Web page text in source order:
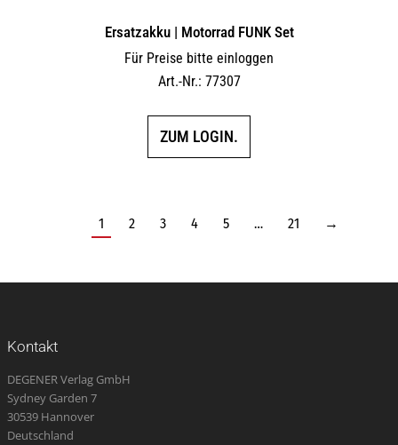
Ersatzakku | Motorrad FUNK Set
Für Preise bitte einloggen
Art.-Nr.: 77307
ZUM LOGIN.
1 2 3 4 5 … 21 →
Kontakt
DEGENER Verlag GmbH
Sydney Garden 7
30539 Hannover
Deutschland